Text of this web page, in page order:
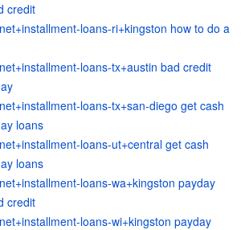
credit
loans-ri+kingston how to do a
loans-tx+austin bad credit
loans-tx+san-diego get cash
loans
loans-ut+central get cash
loans
loans-wa+kingston payday
credit
loans-wi+kingston payday